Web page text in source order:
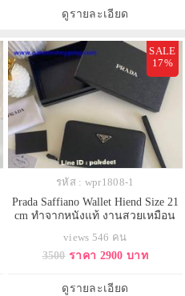
ดูรายละเอียด
SALE
17%
รหัส : wpr1808-1
Prada Saffiano Wallet Hiend Size 21
cm ทำจากหนังแท้ งานสวยเหมือน
views 546 คน
3500 ราคา 2900 บาท
ดูรายละเอียด